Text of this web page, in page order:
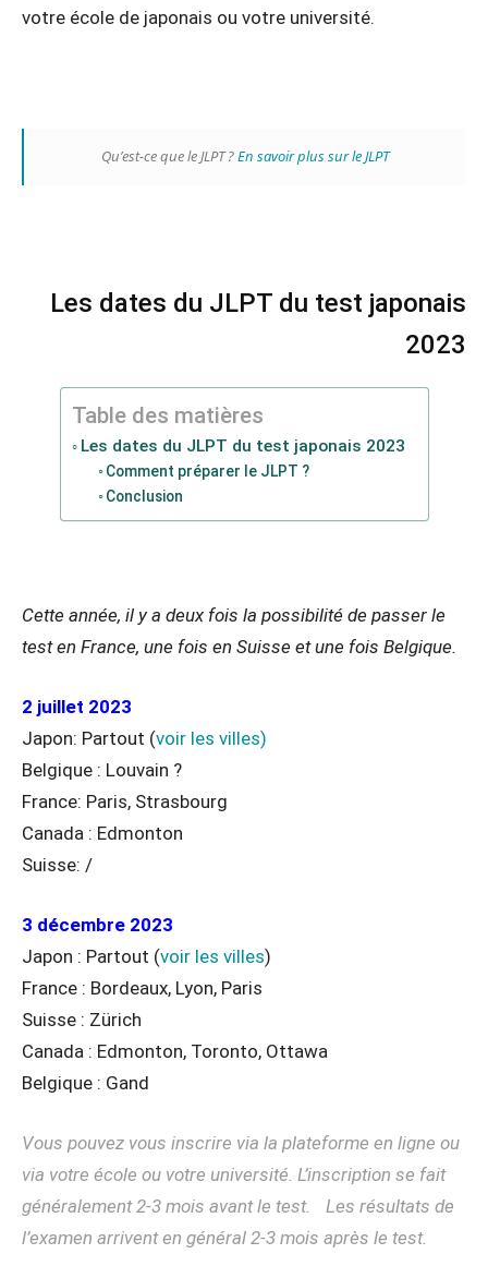
votre école de japonais ou votre université.
Qu’est-ce que le JLPT ?En savoir plus sur le JLPT
Les dates du JLPT du test japonais
2023
Table des matières
Les dates du JLPT du test japonais 2023
Comment préparer le JLPT ?
Conclusion
Cette année, il y a deux fois la possibilité de passer le
test en France, une fois en Suisse et une fois Belgique.
2 juillet 2023
Japon: Partout (voir les villes)
Belgique : Louvain ?
France: Paris, Strasbourg
Canada : Edmonton
Suisse: /
3 décembre 2023
Japon : Partout (voir les villes)
France : Bordeaux, Lyon, Paris
Suisse : Zürich
Canada : Edmonton, Toronto, Ottawa
Belgique : Gand
Vous pouvez vous inscrire via la plateforme en ligne ou
via votre école ou votre université. L’inscription se fait
généralement 2-3 mois avant le test. Les résultats de
l’examen arrivent en général 2-3 mois après le test.